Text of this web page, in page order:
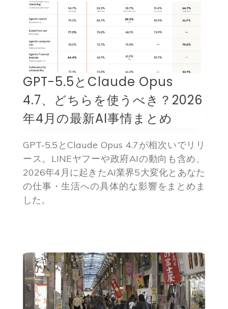
GPT-5.5とClaude Opus
4.7、どちらを使うべき？2026
年4月の最新AI事情まとめ
GPT-5.5とClaude Opus 4.7が相次いでリリ
ース。LINEヤフーや政府AIの動向も含め、
2026年4月に起きたAI業界5大変化とあなた
の仕事・生活への具体的な影響をまとめま
した。